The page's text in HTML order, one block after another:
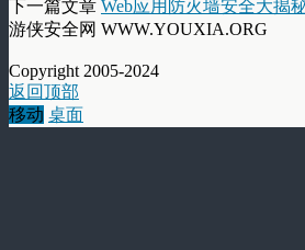
下一篇文章 Web应用防火墙安全大揭
游侠安全网 WWW.YOUXIA.ORG
Copyright 2005-2024
返回顶部
移动 桌面